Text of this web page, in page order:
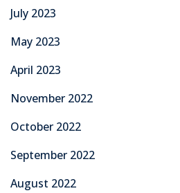
July 2023
May 2023
April 2023
November 2022
October 2022
September 2022
August 2022